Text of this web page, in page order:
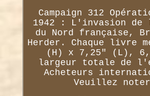
Campaign 312
1942 : L'invasion de
du Nord française,
Herder. Chaque livre
(H) x 7,25" (L),
largeur totale de
Acheteurs
Veuillez